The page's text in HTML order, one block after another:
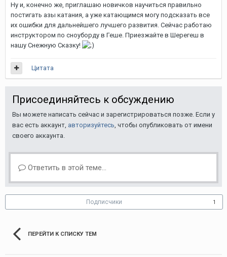
Ну и, конечно же, приглашаю новичков научиться правильно
постигать азы катания, а уже катающимся могу подсказать все
их ошибки для дальнейшего лучшего развития. Сейчас работаю
инструктором по сноуборду в Геше. Приезжайте в Шерегеш в
нашу Снежную Сказку!
Цитата
Присоединяйтесь к обсуждению
Вы можете написать сейчас и зарегистрироваться позже. Если у
вас есть аккаунт, авторизуйтесь, чтобы опубликовать от имени
своего аккаунта.
Ответить в этой теме...
Подписчики 1
ПЕРЕЙТИ К СПИСКУ ТЕМ